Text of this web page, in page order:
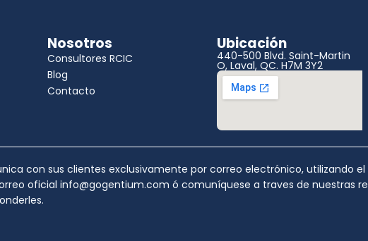
Nosotros
Consultores RCIC
Blog
Contacto
Ubicación
440-500 Blvd. Saint-Martin
O, Laval, QC. H7M 3Y2
con sus clientes exclusivamente por correo electrónico, utilizando
oficial info@gogentium.com ó comuníquese a traves de nuestras